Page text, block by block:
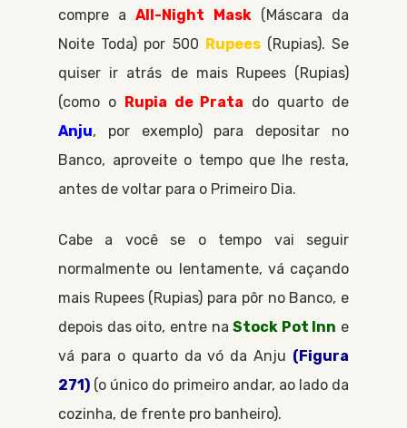
compre aAll-Night Mask
Máscara da
Noite Toda
por 500 Rupees Rupias . Se
quiser ir atrás de mais Rupees
Rupias
(como o Rupia de Prata do quarto de
Anju, por exemplo) para depositar no
Banco, aproveite o tempo que lhe resta,
antes de voltar para o Primeiro Dia.
Cabe a você se o tempo vai seguir
normalmente ou lentamente, vá caçando
mais Rupees Rupias para pôr no Banco, e
depois das oito, entre naStock Pot Inn e
vá para o quarto da vó daAnju (Figura
271) (o único do primeiro andar, ao lado da
cozinha, de frente pro banheiro).